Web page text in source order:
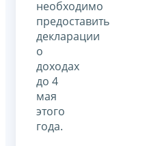
необходимо
предоставить
декларации
о
доходах
до 4
мая
этого
года.